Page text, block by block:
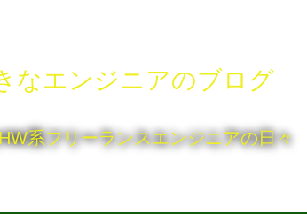
系フリーランスエンジニアの日々